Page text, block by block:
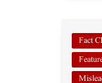
Fact